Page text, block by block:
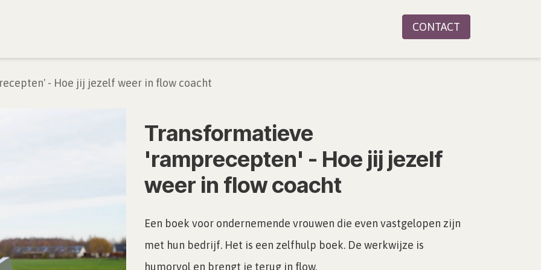
CONTACT
- Hoe jij jezelf weer in flow coacht
Transformatieve
'ramprecepten' - Hoe jij jezelf
weer in flow coacht
Een boek voor ondernemende vrouwen die even vastgelopen zijn
met hun bedrijf. Het is een zelfhulp boek. De werkwijze is
humorvol en brengt je terug in flow.